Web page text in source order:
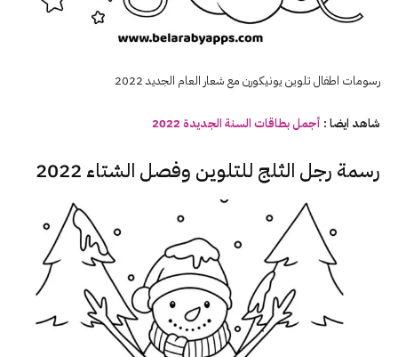
رسومات اطفال تلوين يونيكورن مع شعار العام الجديد 2022
شاهد ايضا : أجمل بطاقات السنة الجديدة2022
رسمة رجل الثلج للتلوين وفصل الشتاء 2022